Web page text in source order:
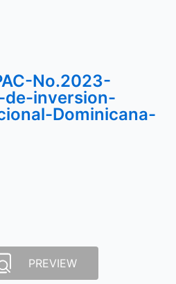
No.2023-
de-inversion-
Dominicana-
PREVIEW